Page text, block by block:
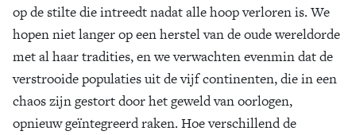
op de stilte die intreedt nadat alle hoop verloren is. We
hopen niet langer op een herstel van de oude wereldorde
met al haar tradities, en we verwachten evenmin dat de
verstrooide populaties uit de vijf continenten, die in een
chaos zijn gestort door het geweld van oorlogen,
opnieuw geïntegreerd raken. Hoe verschillend de